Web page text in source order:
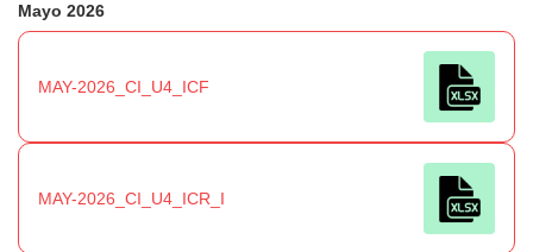
Mayo 2026
MAY-2026_CI_U4_ICF
MAY-2026_CI_U4_ICR_I